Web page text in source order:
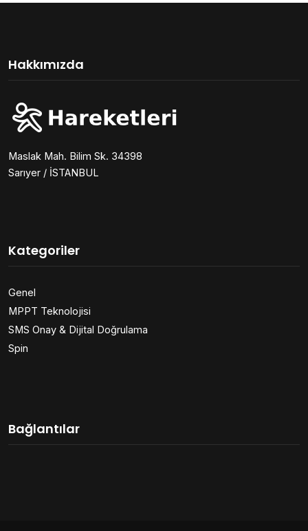
Hakkımızda
Maslak Mah. Bilim Sk. 34398
Sarıyer / İSTANBUL
Kategoriler
Genel
MPPT Teknolojisi
SMS Onay & Dijital Doğrulama
Spin
Bağlantılar